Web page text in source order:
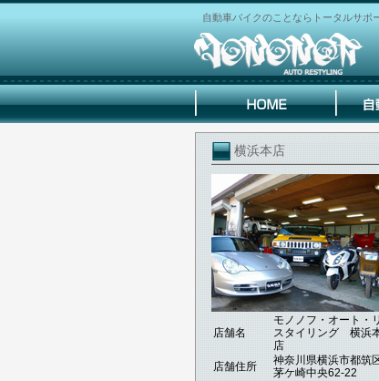
自動車バイクのことならトータルサポ
横浜本店
店舗名
モノノフ・オート・リ
スタイリング 横浜
店
店舗住所
神奈川県横浜市都筑
茅ケ崎中央62-22